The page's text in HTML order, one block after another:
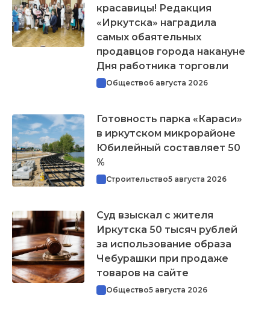
красавицы! Редакция
«Иркутска» наградила
самых обаятельных
продавцов города накануне
Дня работника торговли
Общество6 августа 2026
Готовность парка «Караси»
в иркутском микрорайоне
Юбилейный составляет 50
%
Строительство5 августа 2026
Суд взыскал с жителя
Иркутска 50 тысяч рублей
за использование образа
Чебурашки при продаже
товаров на сайте
Общество5 августа 2026